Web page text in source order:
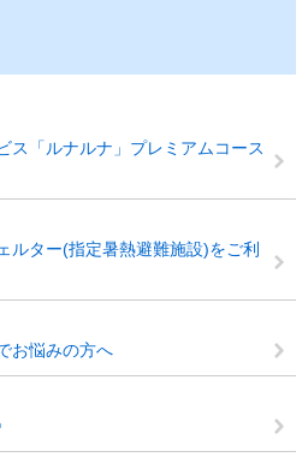
ス「ルナルナ」プレミアムコース
ター(指定暑熱避難施設)をご利
お悩みの方へ